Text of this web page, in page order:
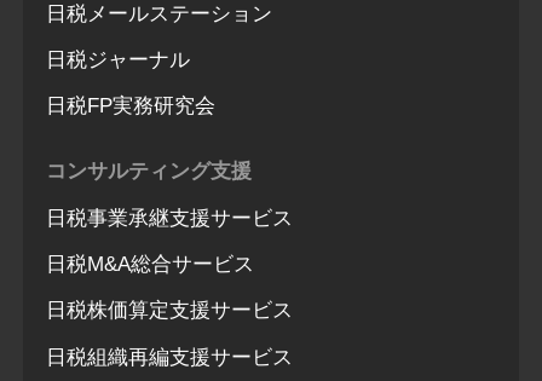
日税メールステーション
日税ジャーナル
日税FP実務研究会
コンサルティング支援
日税事業承継支援サービス
日税M&A総合サービス
日税株価算定支援サービス
日税組織再編支援サービス